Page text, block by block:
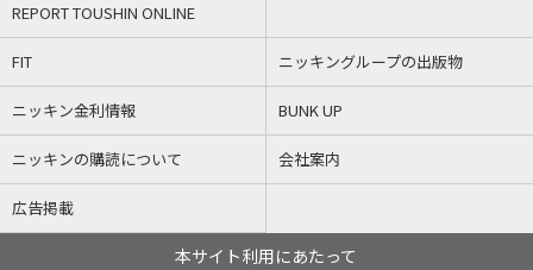
REPORT TOUSHIN ONLINE
FIT ニッキングループの出版物
ニッキン金利情報 BUNK UP
ニッキンの購読について 会社案内
広告掲載
本サイト利用にあたって